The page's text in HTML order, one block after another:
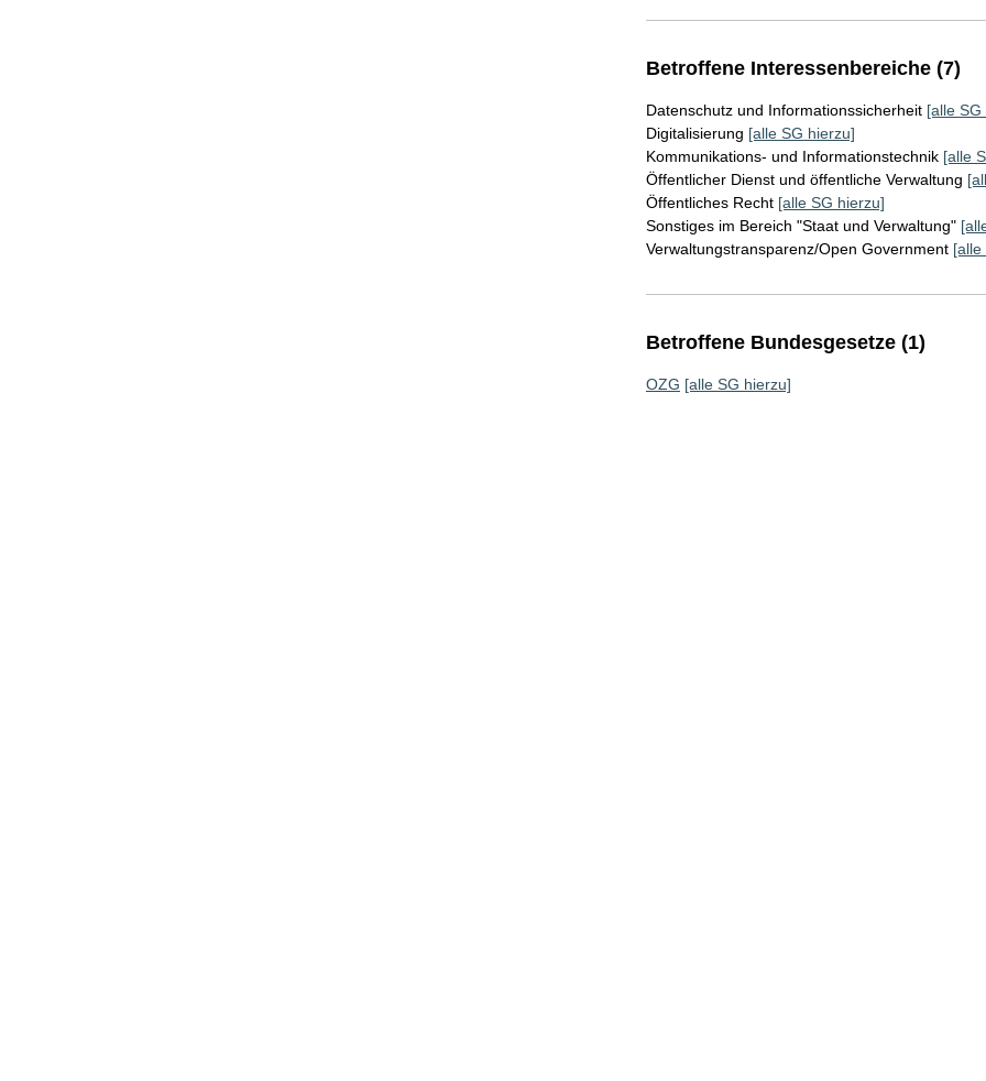
Betroffene Interessenbereiche (7)
Datenschutz und Informationssicherheit [alle
Digitalisierung [alle SG hierzu]
Kommunikations- und Informationstechnik [alle
Öffentlicher Dienst und öffentliche Verwaltung
Öffentliches Recht [alle SG hierzu]
Sonstiges im Bereich "Staat und Verwaltung"
Verwaltungstransparenz/Open Government [alle
Betroffene Bundesgesetze (1)
OZG [alle SG hierzu]